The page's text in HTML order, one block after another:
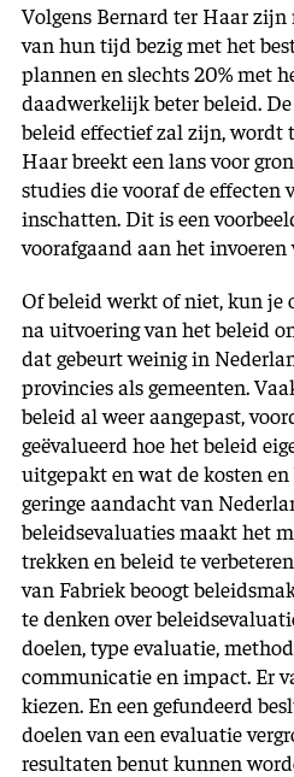
Volgens Bernard ter Haar
van hun tijd bezig met het
plannen en slechts 20% met
daadwerkelijk beter beleid.
beleid effectief zal zijn, wordt
Haar breekt een lans voor
studies die vooraf de effecten
inschatten. Dit is een
voorafgaand aan het invoeren
Of beleid werkt of niet, kun je
na uitvoering van het beleid
dat gebeurt weinig in
provincies als gemeenten.
beleid al weer aangepast,
geëvalueerd hoe het beleid
uitgepakt en wat de kosten
geringe aandacht van
beleidsevaluaties maakt het
trekken en beleid te
van Fabriek beoogt
te denken over
doelen, type evaluatie,
communicatie en impact. Er
kiezen. En een gefundeerd
doelen van een evaluatie
resultaten benut kunnen